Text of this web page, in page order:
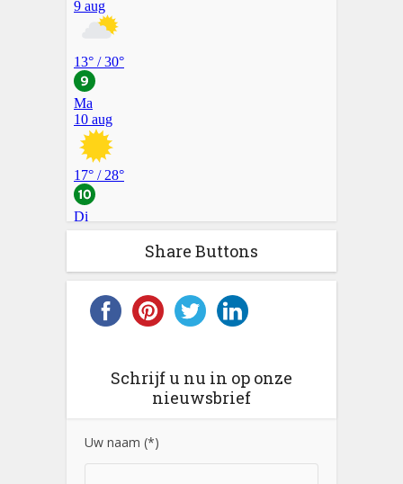
Share Buttons
Schrijf u nu in op onze
nieuwsbrief
Uw naam (*)